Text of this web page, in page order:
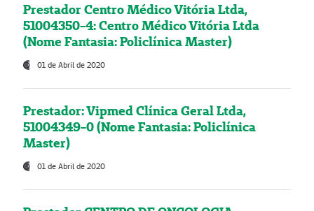
Prestador Centro Médico Vitória Ltda,
51004350-4: Centro Médico Vitória Ltda
(Nome Fantasia: Policlínica Master)
01 de Abril de 2020
Prestador: Vipmed Clínica Geral Ltda,
51004349-0 (Nome Fantasia: Policlínica
Master)
01 de Abril de 2020